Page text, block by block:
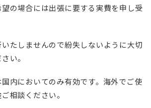
の場合には出張に要する実費を申し受
たしませんので紛失しないように大切
い。
内においてのみ有効です。海外でご使
相談ください。